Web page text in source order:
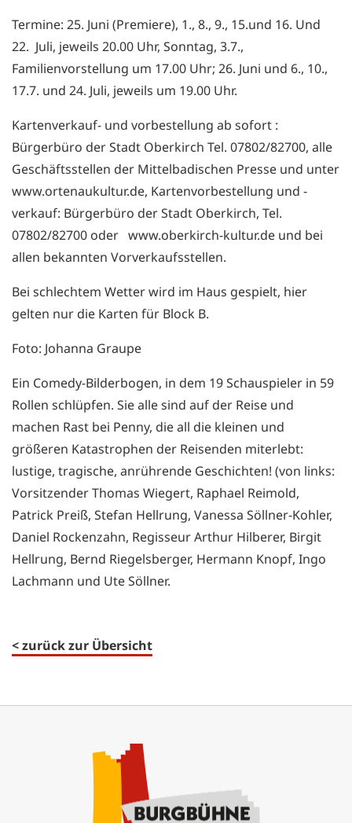
Termine: 25. Juni (Premiere), 1., 8., 9., 15.und 16. Und
22. Juli, jeweils 20.00 Uhr, Sonntag, 3.7.,
Familienvorstellung um 17.00 Uhr; 26. Juni und 6., 10.,
17.7. und 24. Juli, jeweils um 19.00 Uhr.
Kartenverkauf- und vorbestellung ab sofort :
Bürgerbüro der Stadt Oberkirch Tel. 07802/82700, alle
Geschäftsstellen der Mittelbadischen Presse und unter
www.ortenaukultur.de, Kartenvorbestellung und -
verkauf: Bürgerbüro der Stadt Oberkirch, Tel.
07802/82700 oder www.oberkirch-kultur.de und bei
allen bekannten Vorverkaufsstellen.
Bei schlechtem Wetter wird im Haus gespielt, hier
gelten nur die Karten für Block B.
Foto: Johanna Graupe
Ein Comedy-Bilderbogen, in dem 19 Schauspieler in 59
Rollen schlüpfen. Sie alle sind auf der Reise und
machen Rast bei Penny, die all die kleinen und
größeren Katastrophen der Reisenden miterlebt:
lustige, tragische, anrührende Geschichten! (von links:
Vorsitzender Thomas Wiegert, Raphael Reimold,
Patrick Preiß, Stefan Hellrung, Vanessa Söllner-Kohler,
Daniel Rockenzahn, Regisseur Arthur Hilberer, Birgit
Hellrung, Bernd Riegelsberger, Hermann Knopf, Ingo
Lachmann und Ute Söllner.
< zurück zur Übersicht